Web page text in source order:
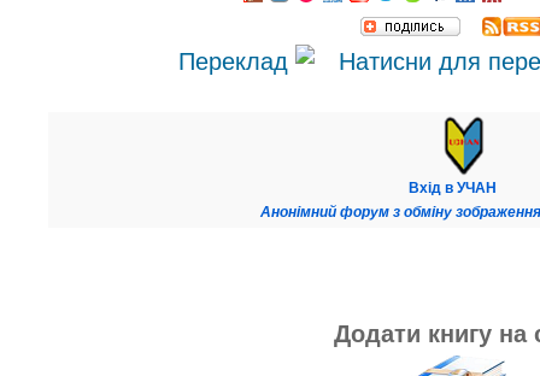
Переклад
Вхід в УЧАН
Анонімний форум з обміну
Додати книгу на